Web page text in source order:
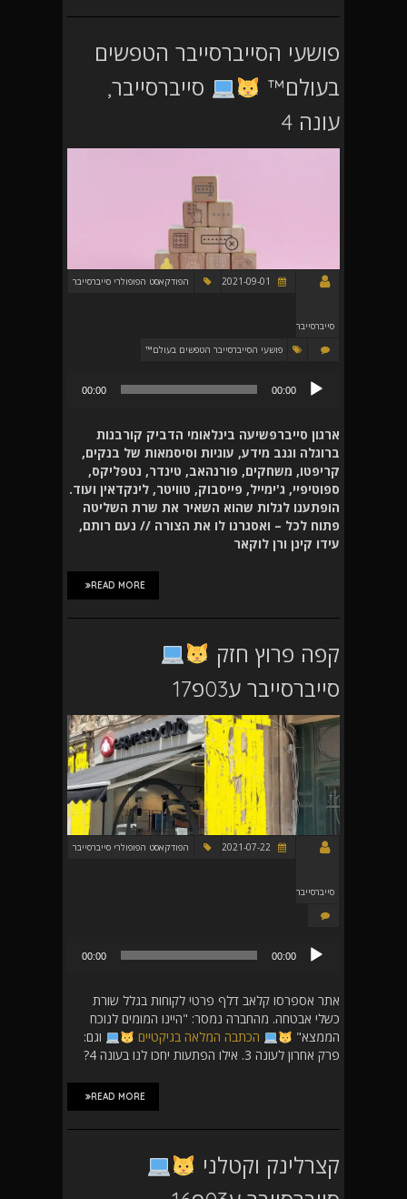
פושעי הסייברסייבר הטפשים
בעולם™
סייברסייבר,
עונה 4
סייברסייבר
הפודקאסט הפופולרי סייברסייבר
פושעי הסייברסייבר הטפשים בעולם™
אודיו
00:00
00:00
ארגון סייברפשיעה בינלאומי הדביק קורבנות
ברוגלה וגנב מידע, עוגיות וסיסמאות של בנקים,
קריפטו, משחקים, פורנהאב, טינדר, נטפליקס,
ספוטיפיי, ג'ימייל, פייסבוק, טוויטר, לינקדאין ועוד.
הופתענו לגלות שהוא השאיר את שרת השליטה
פתוח לכל – ואסגרנו לו את הצורה // נעם רותם,
עידו קינן ורן לוקאר
READ MORE
קפה פרוץ חזק
סייברסייבר ע03פ17
סייברסייבר
הפודקאסט הפופולרי סייברסייבר
00:00
00:00
אתר אספרסו קלאב דלף פרטי לקוחות בגלל שורת
כשלי אבטחה. מהחברה נמסר: "היינו המומים לנוכח
הממצא"
הכתבה המלאה בגיקטיים
וגם:
פרק אחרון לעונה 3. אילו הפתעות יחכו לנו בעונה 4?
READ MORE
קצרלינק וקטלני